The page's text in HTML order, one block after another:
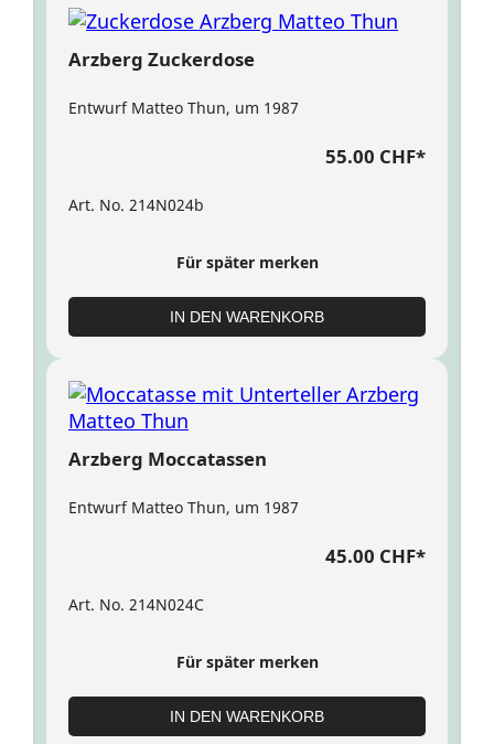
Arzberg Zuckerdose
Entwurf Matteo Thun, um 1987
55.00 CHF*
Art. No. 214N024b
Für später merken
IN DEN WARENKORB
Arzberg Moccatassen
Entwurf Matteo Thun, um 1987
45.00 CHF*
Art. No. 214N024C
Für später merken
IN DEN WARENKORB